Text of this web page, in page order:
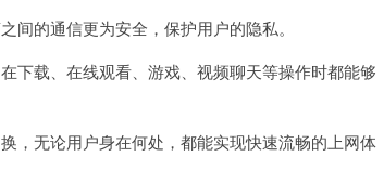
的通信更为安全，保护用户的隐私。
载、在线观看、游戏、视频聊天等操作时都能够
无论用户身在何处，都能实现快速流畅的上网体